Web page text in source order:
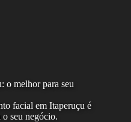
o melhor para seu
facial em Itaperuçu é
seu negócio.